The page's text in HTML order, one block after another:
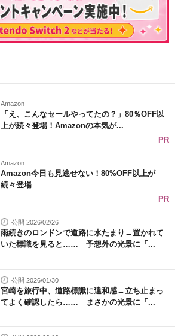
Amazon
「え、こんなセールやってたの？」80％OFF以
上が続々登場！Amazonの本気が...
PR
Amazon
Amazon今日も見逃せない！80%OFF以上が
続々登場
PR
公開 2026/02/26
雨続きのロンドンで道路に水たまり→置かれて
いた標識を見ると…… 予想外の光景に「...
公開 2026/01/30
宮崎を旅行中、道路標識に違和感→立ち止まっ
てよく確認したら…… まさかの光景に「...